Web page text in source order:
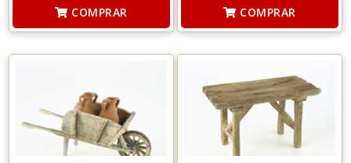
COMPRAR COMPRAR